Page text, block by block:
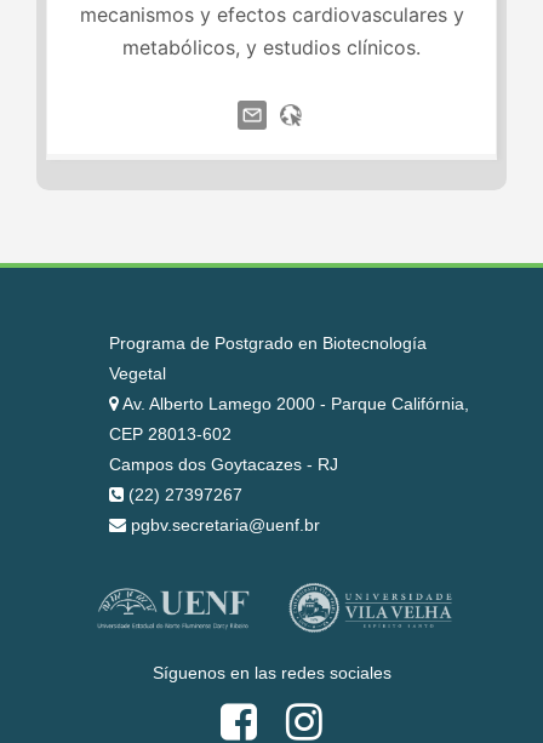
mecanismos y efectos cardiovasculares y
metabólicos, y estudios clínicos.
Programa de Postgrado en Biotecnología
Vegetal
Av. Alberto Lamego 2000 - Parque Califórnia,
CEP 28013-602
Campos dos Goytacazes - RJ
(22) 27397267
pgbv.secretaria@uenf.br
Síguenos en las redes sociales